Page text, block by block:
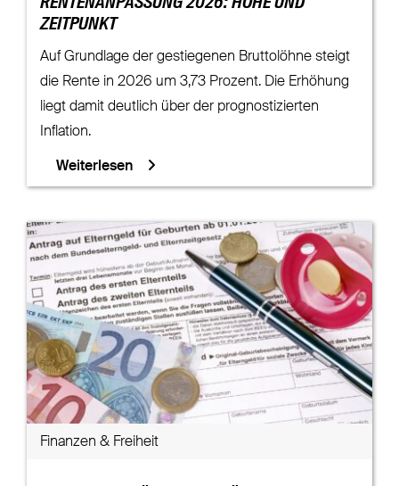
ZEITPUNKT
Auf Grundlage der gestiegenen Bruttolöhne steigt
die Rente in 2026 um 3,73 Prozent. Die Erhöhung
liegt damit deutlich über der prognostizierten
Inflation.
Weiterlesen
Finanzen & Freiheit